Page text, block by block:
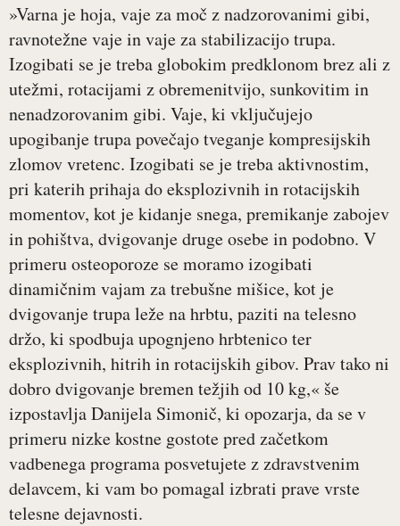
»Varna je hoja, vaje za moč z nadzorovanimi gibi,
ravnotežne vaje in vaje za stabilizacijo trupa.
Izogibati se je treba globokim predklonom brez ali z
utežmi, rotacijami z obremenitvijo, sunkovitim in
nenadzorovanim gibi. Vaje, ki vključujejo
upogibanje trupa povečajo tveganje kompresijskih
zlomov vretenc. Izogibati se je treba aktivnostim,
pri katerih prihaja do eksplozivnih in rotacijskih
momentov, kot je kidanje snega, premikanje zabojev
in pohištva, dvigovanje druge osebe in podobno. V
primeru osteoporoze se moramo izogibati
dinamičnim vajam za trebušne mišice, kot je
dvigovanje trupa leže na hrbtu, paziti na telesno
držo, ki spodbuja upognjeno hrbtenico ter
eksplozivnih, hitrih in rotacijskih gibov. Prav tako ni
dobro dvigovanje bremen težjih od 10 kg,« še
izpostavlja Danijela Simonič, ki opozarja, da se v
primeru nizke kostne gostote pred začetkom
vadbenega programa posvetujete z zdravstvenim
delavcem, ki vam bo pomagal izbrati prave vrste
telesne dejavnosti.